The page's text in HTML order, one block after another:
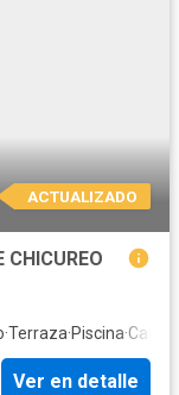
ACTUALIZADO
CHICUREO
·Terraza·Piscina·
Ver en detalle